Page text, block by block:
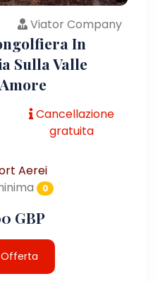
Viator Company
In
Sulla Valle
Cancellazione
gratuita
Aerei
0
GBP